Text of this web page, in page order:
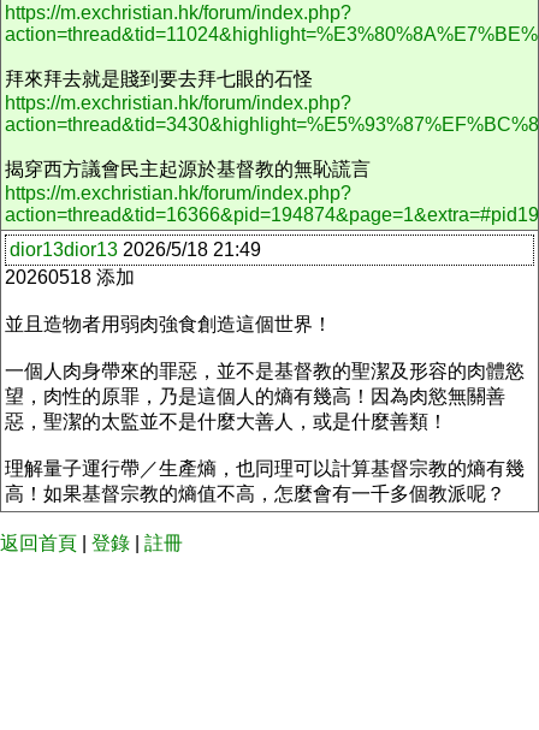
https://m.exchristian.hk/forum/index.php?
拜來拜去就是賤到要去拜七眼的石怪
https://m.exchristian.hk/forum/index.php?
揭穿西方議會民主起源於基督教的無恥謊言
https://m.exchristian.hk/forum/index.php?
dior13dior13 2026/5/18 21:49
20260518 添加
並且造物者用弱肉強食創造這個世界！
一個人肉身帶來的罪惡，並不是基督教的聖潔及形容的肉體慾
望，肉性的原罪，乃是這個人的熵有幾高！因為肉慾無關善
惡，聖潔的太監並不是什麼大善人，或是什麼善類！
理解量子運行帶／生產熵，也同理可以計算基督宗教的熵有幾
高！如果基督宗教的熵值不高，怎麼會有一千多個教派呢？
返回首頁 登錄 註冊